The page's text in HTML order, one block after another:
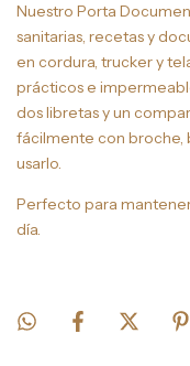
Nuestro Porta
sanitarias, recetas y
en cordura, trucker y
prácticos e
dos libretas y un
fácilmente con broche,
usarlo.
Perfecto para
día.